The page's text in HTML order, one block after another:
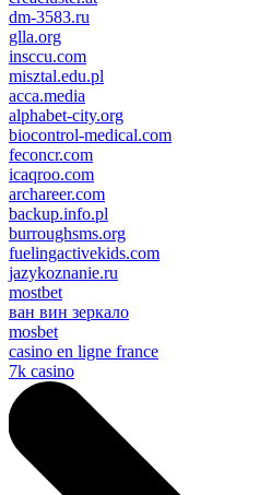
dm-3583.ru
glla.org
insccu.com
misztal.edu.pl
acca.media
alphabet-city.org
biocontrol-medical.com
feconcr.com
icaqroo.com
archareer.com
backup.info.pl
burroughsms.org
fuelingactivekids.com
jazykoznanie.ru
mostbet
ван вин зеркало
mosbet
casino en ligne france
7k casino